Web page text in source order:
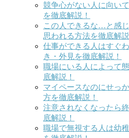
競争心がない人に向い
を徹底解説！
この人できるな…と感
思われる方法を徹底解説
仕事ができる人はすぐ
き・外見を徹底解説！
職場にいる人によって
底解説！
マイペースなのにせっ
方を徹底解説！
注意されなくなったら
底解説！
職場で無視する人は幼